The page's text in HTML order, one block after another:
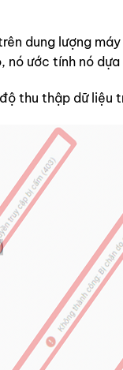
dung lượng
ước tính nó
thu thập dữ liệu